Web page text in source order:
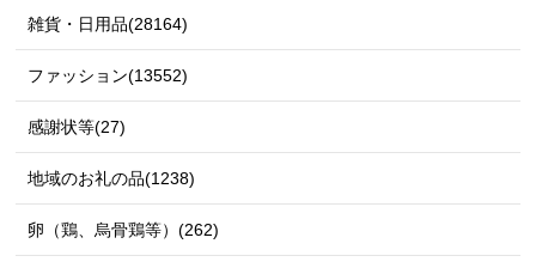
雑貨・日用品(28164)
ファッション(13552)
感謝状等(27)
地域のお礼の品(1238)
卵（鶏、烏骨鶏等）(262)